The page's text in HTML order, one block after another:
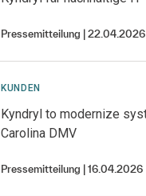
Pressemitteilung 22.04.2026
KUNDEN
Kyndryl to modernize
Carolina DMV
Pressemitteilung 16.04.2026